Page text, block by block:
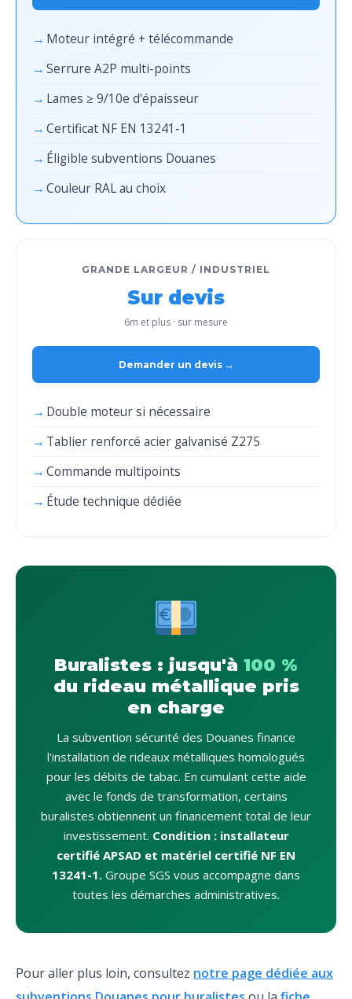
Moteur intégré + télécommande
Serrure A2P multi-points
Lames ≥ 9/10e d'épaisseur
Certificat NF EN 13241-1
Éligible subventions Douanes
Couleur RAL au choix
GRANDE LARGEUR / INDUSTRIEL
Sur devis
6m et plus · sur mesure
Demander un devis →
Double moteur si nécessaire
Tablier renforcé acier galvanisé Z275
Commande multipoints
Étude technique dédiée
Buralistes : jusqu'à 100 %
du rideau métallique pris
en charge
La subvention sécurité des Douanes finance
l'installation de rideaux métalliques homologués
pour les débits de tabac. En cumulant cette aide
avec le fonds de transformation, certains
buralistes obtiennent un financement total de leur
investissement. Condition : installateur
certifié APSAD et matériel certifié NF EN
13241-1. Groupe SGS vous accompagne dans
toutes les démarches administratives.
Pour aller plus loin, consultez notre page dédiée aux